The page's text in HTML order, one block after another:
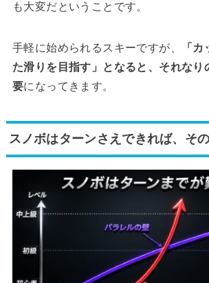
も大変だということです。
手軽に始められるスキーですが、
「
た滑りを目指す」となると、それなり
要になってきます。
スノボはターンさえできれば、そ